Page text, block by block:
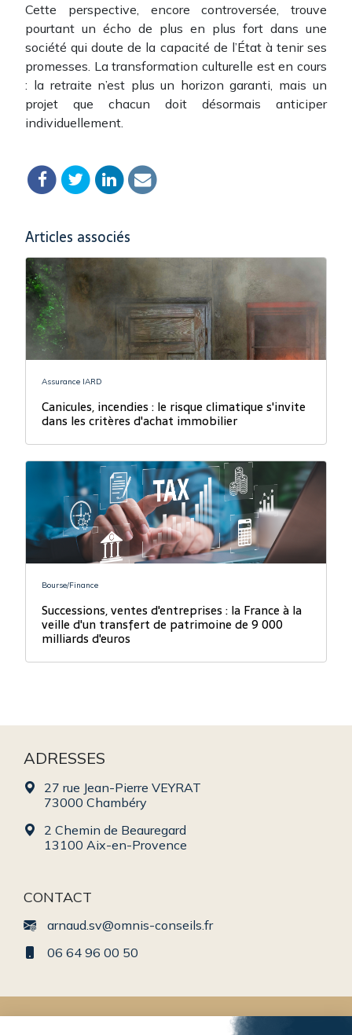
Cette perspective, encore controversée, trouve
pourtant un écho de plus en plus fort dans une
société qui doute de la capacité de l’État à tenir ses
promesses. La transformation culturelle est en cours
: la retraite n’est plus un horizon garanti, mais un
projet que chacun doit désormais anticiper
individuellement.
Articles associés
Assurance IARD
Canicules, incendies : le risque climatique s'invite
dans les critères d'achat immobilier
Bourse/Finance
Successions, ventes d'entreprises : la France à la
veille d'un transfert de patrimoine de 9 000
milliards d'euros
ADRESSES
27 rue Jean-Pierre VEYRAT
73000 Chambéry
2 Chemin de Beauregard
13100 Aix-en-Provence
CONTACT
arnaud.sv@omnis-conseils.fr
06 64 96 00 50